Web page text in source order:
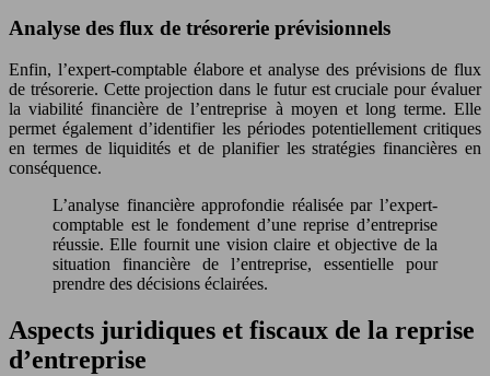
Analyse des flux de trésorerie prévisionnels
Enfin, l’expert-comptable élabore et analyse des prévisions de flux
de trésorerie. Cette projection dans le futur est cruciale pour évaluer
la viabilité financière de l’entreprise à moyen et long terme. Elle
permet également d’identifier les périodes potentiellement critiques
en termes de liquidités et de planifier les stratégies financières en
conséquence.
L’analyse financière approfondie réalisée par l’expert-
comptable est le fondement d’une reprise d’entreprise
réussie. Elle fournit une vision claire et objective de la
situation financière de l’entreprise, essentielle pour
prendre des décisions éclairées.
Aspects juridiques et fiscaux de la reprise
d’entreprise